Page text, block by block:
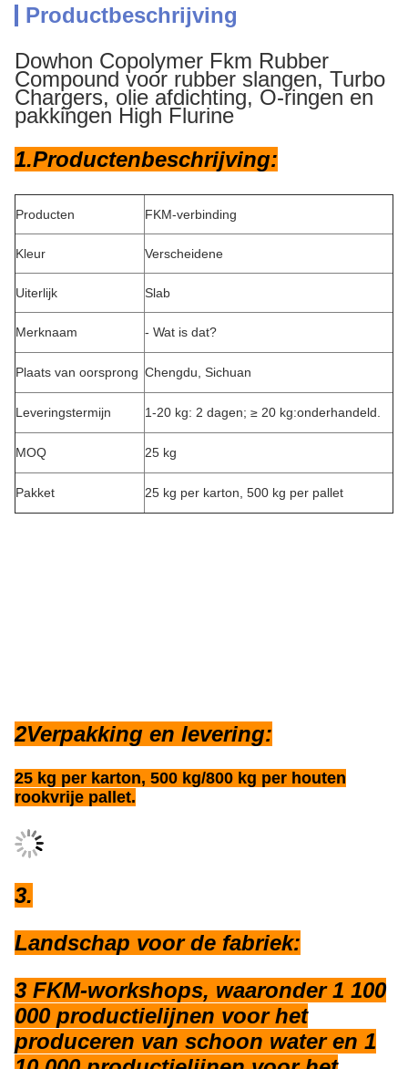
Productbeschrijving
Dowhon Copolymer Fkm Rubber
Compound voor rubber slangen, Turbo
Chargers, olie afdichting, O-ringen en
pakkingen High Flurine
1.Productenbeschrijving:
Producten FKM-verbinding
Kleur Verscheidene
Uiterlijk Slab
Merknaam - Wat is dat?
Plaats van oorsprong Chengdu, Sichuan
Leveringstermijn 1-20 kg: 2 dagen; ≥ 20 kg:onderhandeld.
MOQ 25 kg
Pakket 25 kg per karton, 500 kg per pallet
2Verpakking en levering:
25 kg per karton, 500 kg/800 kg per houten
rookvrije pallet.
3.
Landschap voor de fabriek:
3 FKM-workshops, waaronder 1 100
000 productielijnen voor het
produceren van schoon water en 1
10 000 productielijnen voor het
produceren van schoon water.